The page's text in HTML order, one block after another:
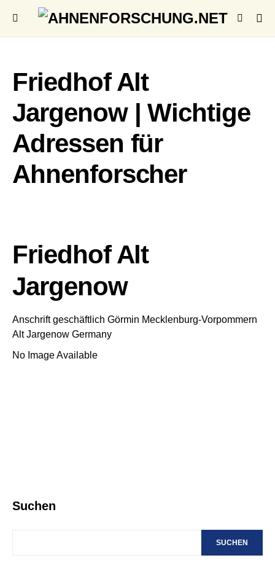
Friedhof Alt
Jargenow | Wichtige
Adressen für
Ahnenforscher
Friedhof Alt
Jargenow
Anschrift geschäftlich Görmin Mecklenburg-Vorpommern
Alt Jargenow Germany
No Image Available
Suchen
SUCHEN